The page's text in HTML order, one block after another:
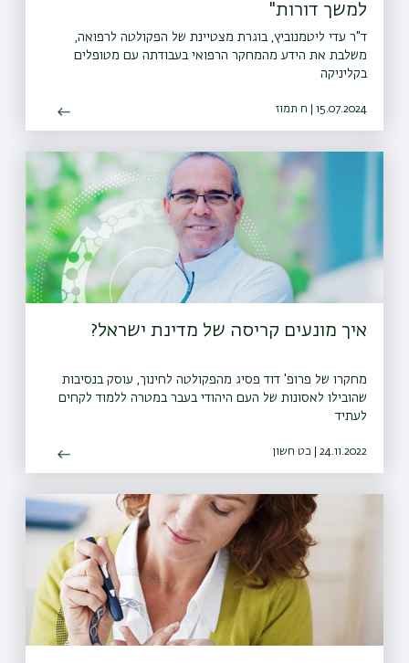
למשך דורות"
ד"ר עדי ליטמנוביץ, בוגרת מצטיינת של הפקולטה לרפואה,
משלבת את הידע מהמחקר הרפואי בעבודתה עם מטופלים
בקליניקה
15.07.2024 | ח תמוז
איך מונעים קריסה של מדינת ישראל?
מחקרו של פרופ' דוד פסיג מהפקולטה לחינוך, עוסק בנסיבות
שהובילו לאסונות של העם היהודי בעבר במטרה ללמוד לקחים
לעתיד
24.11.2022 | כט חשון